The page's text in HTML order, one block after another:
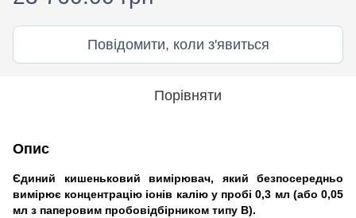
Повідомити, коли з'явиться
Порівняти
Опис
Єдиний кишеньковий вимірювач, який безпосередньо
вимірює концентрацію іонів калію у пробі 0,3 мл (або 0,05
мл з паперовим пробовідбірником типу B).